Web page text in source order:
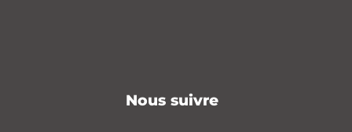
Nous suivre